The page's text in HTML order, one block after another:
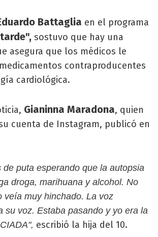
Battaglia en el programa
sostuvo que hay una
asegura que los médicos le
contraproducentes
cardiológica.
Gianinna Maradona, quien
cuenta de Instagram, publicó en
de puta esperando que la autopsia
droga, marihuana y alcohol. No
veía muy hinchado. La voz
su voz. Estaba pasando y yo era la
escribió la hija del 10.